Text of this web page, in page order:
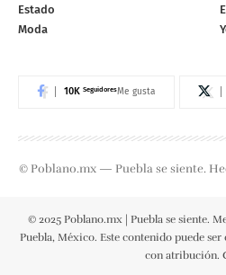
Estado
Moda
10K SeguidoresMe gusta
© Poblano.mx — Puebla se siente.
© 2025 Poblano.mx | Puebla se siente.
Puebla, México. Este contenido puede
con atribución.